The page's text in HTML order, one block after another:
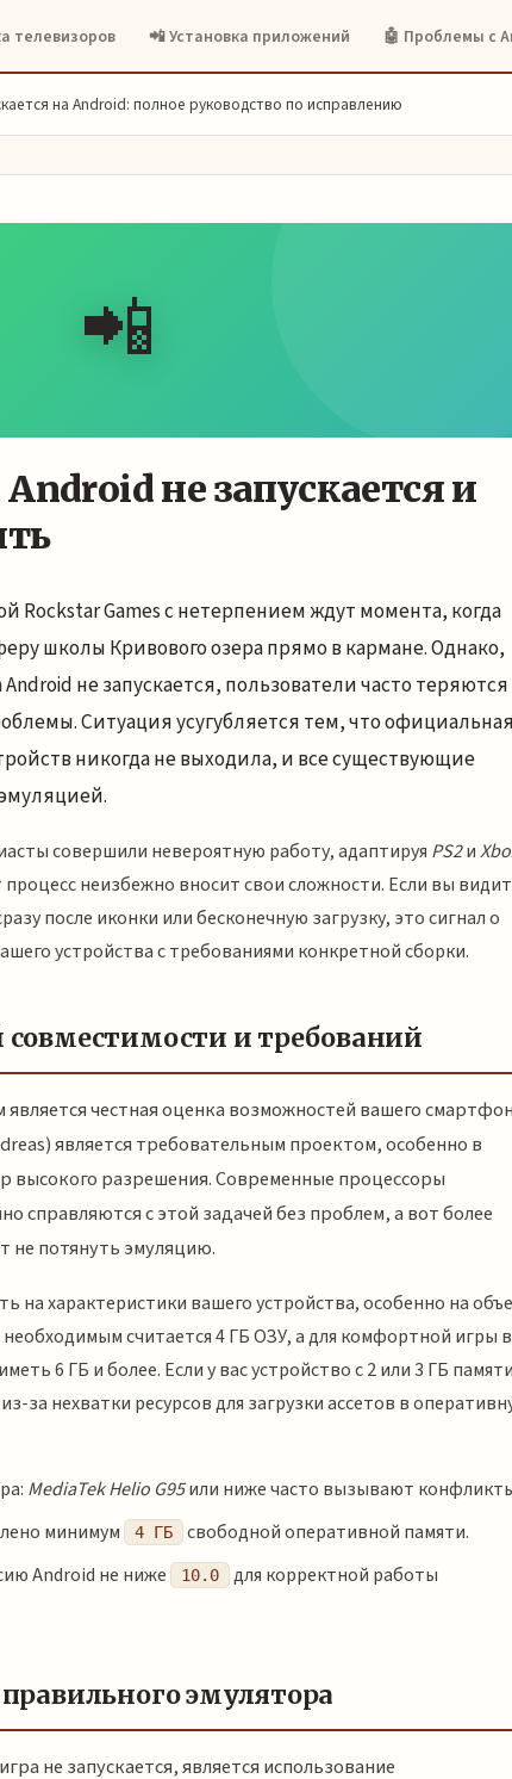
телевизоров 📲 Установка приложений 🤖 Проблемы с
на Android: полное руководство по исправлению
📲
не запускается и
Rockstar Games с нетерпением ждут момента, когда
школы Кривового озера прямо в кармане. Однако,
Android не запускается, пользователи часто
Ситуация усугубляется тем, что официальная
никогда не выходила, и все существующие
совершили невероятную работу, адаптируя PS2и
неизбежно вносит свои сложности. Если вы
после иконки или бесконечную загрузку, это сигнал о
устройства с требованиями конкретной сборки.
совместимости и требований
честная оценка возможностей вашего
является требовательным проектом, особенно в
высокого разрешения. Современные процессоры
справляются с этой задачей без проблем, а вот более
не потянуть эмуляцию.
на характеристики вашего устройства, особенно на
считается 4 ГБ ОЗУ, а для комфортной игры в
6 ГБ и более. Если у вас устройство с 2 или 3 ГБ
за нехватки ресурсов для загрузки ассетов в
MediaTek Helio G95или ниже часто вызывают
минимум
4 ГБ
свободной оперативной памяти.
Android не ниже
10.0
для корректной работы
эмулятора
не запускается, является использование